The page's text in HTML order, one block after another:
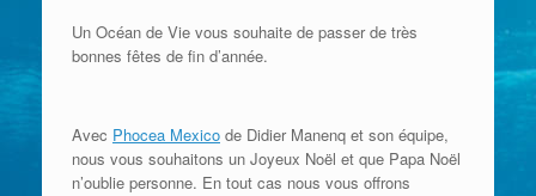
Un Océan de Vie vous souhaite de passer de très
bonnes fêtes de fin d’année.
Avec Phocea Mexico de Didier Manenq et son équipe,
nous vous souhaitons un Joyeux Noël et que Papa Noël
n’oublie personne. En tout cas nous vous offrons